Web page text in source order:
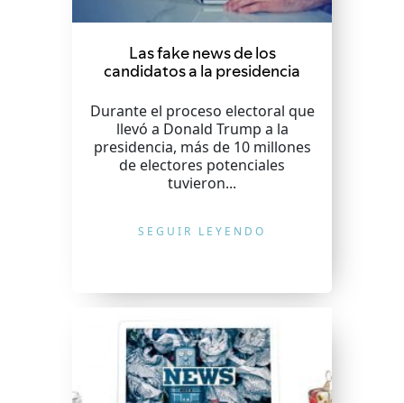
Las fake news de los
candidatos a la presidencia
Durante el proceso electoral que
llevó a Donald Trump a la
presidencia, más de 10 millones
de electores potenciales
tuvieron...
SEGUIR LEYENDO